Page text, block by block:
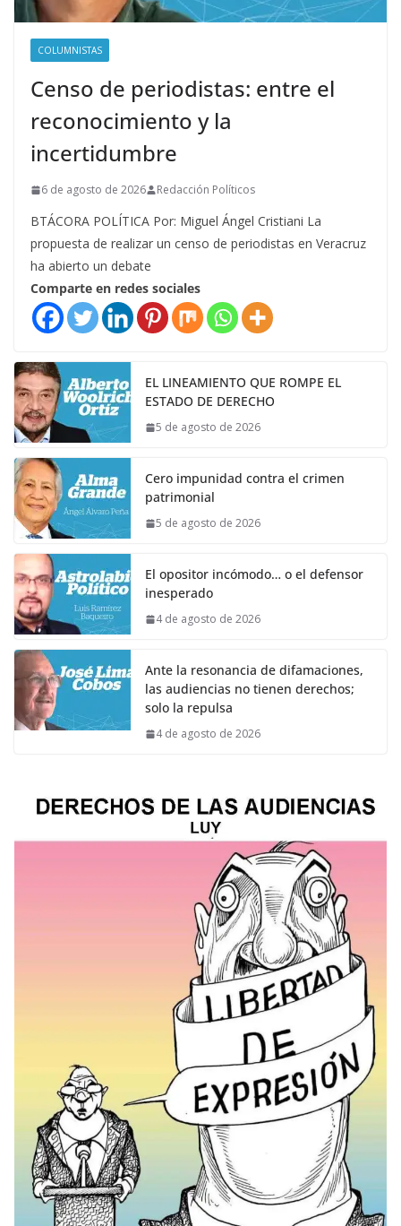
COLUMNISTAS
Censo de periodistas: entre el
reconocimiento y la
incertidumbre
6 de agosto de 2026 Redacción Políticos
BTÁCORA POLÍTICA Por: Miguel Ángel Cristiani La
propuesta de realizar un censo de periodistas en Veracruz
ha abierto un debate
Comparte en redes sociales
EL LINEAMIENTO QUE ROMPE EL
ESTADO DE DERECHO
5 de agosto de 2026
Cero impunidad contra el crimen
patrimonial
5 de agosto de 2026
El opositor incómodo… o el defensor
inesperado
4 de agosto de 2026
Ante la resonancia de difamaciones,
las audiencias no tienen derechos;
solo la repulsa
4 de agosto de 2026